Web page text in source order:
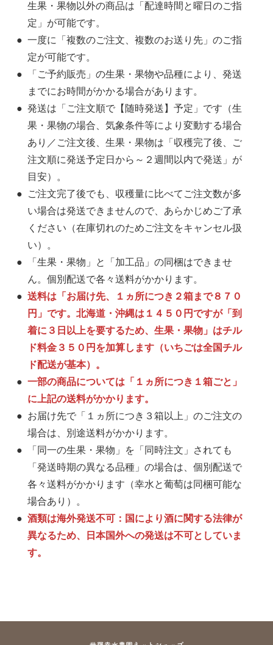
生果・果物以外の商品は「配達時間と曜日のご指
定」が可能です。
一度に「複数のご注文、複数のお送り先」のご指
定が可能です。
「ご予約販売」の生果・果物や品種により、発送
までにお時間がかかる場合があります。
発送は「ご注文順で【随時発送】予定」です（生
果・果物の場合、気象条件等により変動する場合
あり／ご注文後、生果・果物は「収穫完了後、ご
注文順に発送予定日から～２週間以内で発送」が
目安）。
ご注文完了後でも、収穫量に比べてご注文数が多
い場合は発送できませんので、あらかじめご了承
ください（在庫切れのためご注文をキャンセル扱
い）。
「生果・果物」と「加工品」の同梱はできませ
ん。個別配送で各々送料がかかります。
送料は「お届け先、１ヵ所につき２箱まで８７０
円」です。北海道・沖縄は１４５０円ですが「到
着に３日以上を要するため、生果・果物」はチル
ド料金３５０円を加算します（いちごは全国チル
ド配送が基本）。
一部の商品については「１ヵ所につき１箱ごと」
に上記の送料がかかります。
お届け先で「１ヵ所につき３箱以上」のご注文の
場合は、別途送料がかかります。
「同一の生果・果物」を「同時注文」されても
「発送時期の異なる品種」の場合は、個別配送で
各々送料がかかります（幸水と葡萄は同梱可能な
場合あり）。
酒類は海外発送不可：国により酒に関する法律が
異なるため、日本国外への発送は不可としていま
す。